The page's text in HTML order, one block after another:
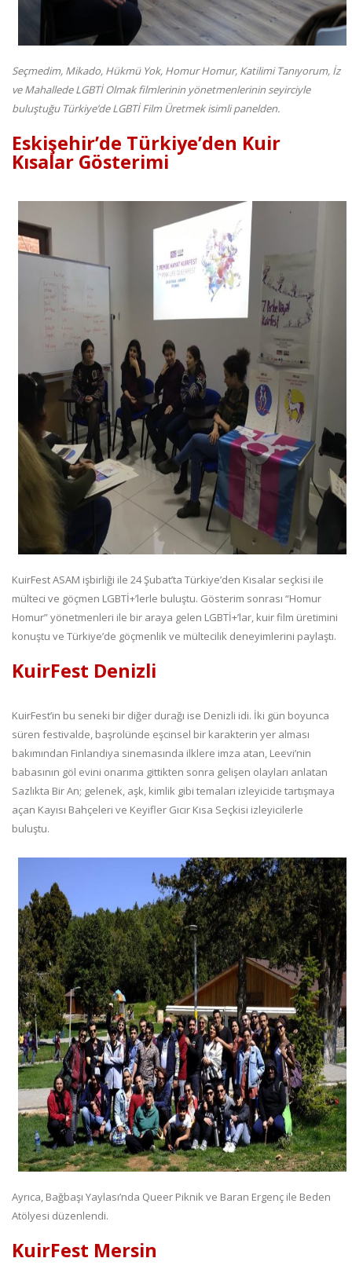
Seçmedim, Mikado, Hükmü Yok, Homur Homur, Katilimi Tanıyorum, İz
ve Mahallede LGBTİ Olmak filmlerinin yönetmenlerinin seyirciyle
buluştuğu Türkiye’de LGBTİ Film Üretmek isimli panelden.
Eskişehir’de Türkiye’den Kuir
Kısalar Gösterimi
KuirFest ASAM işbirliği ile 24 Şubat’ta Türkiye’den Kısalar seçkisi ile
mülteci ve göçmen LGBTİ+’lerle buluştu. Gösterim sonrası “Homur
Homur” yönetmenleri ile bir araya gelen LGBTİ+’lar, kuir film üretimini
konuştu ve Türkiye’de göçmenlik ve mültecilik deneyimlerini paylaştı.
KuirFest Denizli
KuirFest’in bu seneki bir diğer durağı ise Denizli idi. İki gün boyunca
süren festivalde, başrolünde eşcinsel bir karakterin yer alması
bakımından Finlandiya sinemasında ilklere imza atan, Leevi’nin
babasının göl evini onarıma gittikten sonra gelişen olayları anlatan
Sazlıkta Bir An; gelenek, aşk, kimlik gibi temaları izleyicide tartışmaya
açan Kayısı Bahçeleri ve Keyifler Gıcır Kısa Seçkisi izleyicilerle
buluştu.
Ayrıca, Bağbaşı Yaylası’nda Queer Piknik ve Baran Ergenç ile Beden
Atölyesi düzenlendi.
KuirFest Mersin